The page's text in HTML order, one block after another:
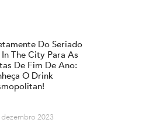
Do Seriado
In The City Para As
De Fim De Ano:
O Drink
dezembro 2023